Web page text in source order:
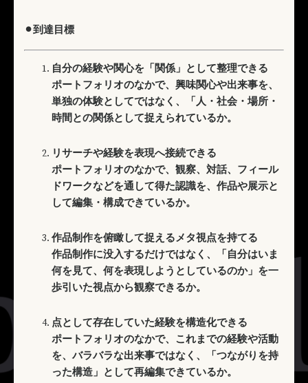
⚫︎到達目標
自分の経験や関心を「関係」として整理できる
ポートフォリオのなかで、興味関心や出来事を、
単独の体験としてではなく、「人・社会・場所・
時間との関係として捉えられているか。
リサーチや経験を表現へ接続できる
ポートフォリオのなかで、観察、対話、フィール
ドワークなどを通して得た認識を、作品や展示と
して編集・構成できているか。
作品制作を俯瞰して捉えるメタ視点を持てる
作品制作に没入するだけではなく、「自分はいま
何を見て、何を表現しようとしているのか」を一
歩引いた視点から観察できるか。
点として存在していた経験を構造化できる
ポートフォリオのなかで、これまでの経験や活動
を、バラバラな出来事ではなく、「つながりを持
った構造」として再編集できているか。